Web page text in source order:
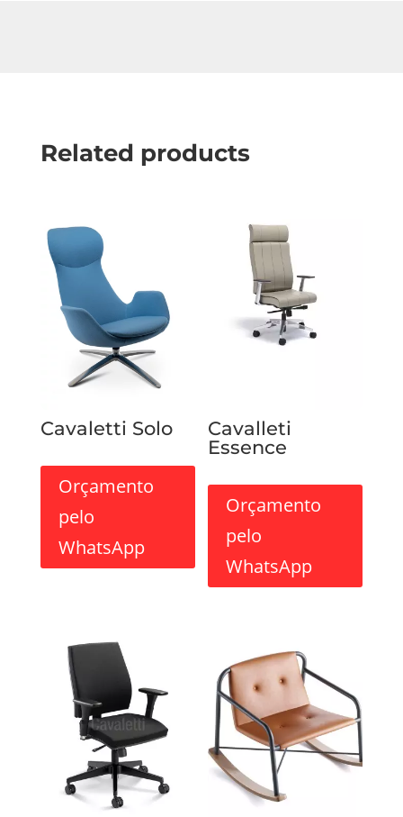
Related products
Cavaletti Solo
Orçamento
pelo
WhatsApp
Cavalleti
Essence
Orçamento
pelo
WhatsApp